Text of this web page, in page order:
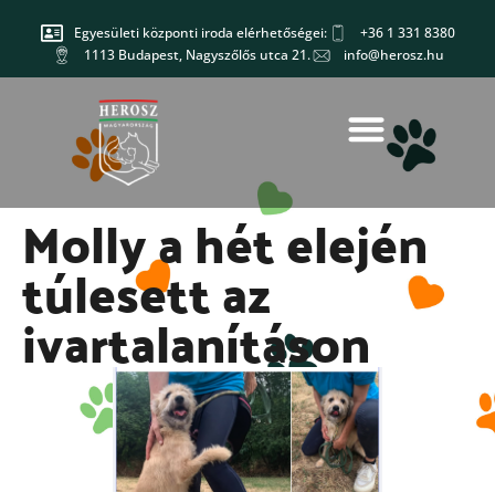
Egyesületi központi iroda elérhetőségei:
+36 1 331 8380
1113 Budapest, Nagyszőlős utca 21.
info@herosz.hu
Molly a hét elején
túlesett az
ivartalanításon